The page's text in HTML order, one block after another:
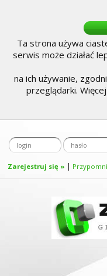
Ta strona używa
serwis może działać
na ich używanie,
przeglądarki.
Zarejestruj się » |